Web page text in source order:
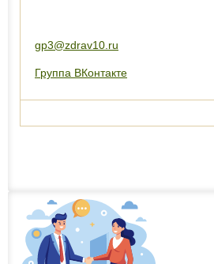
gp3@zdrav10.ru
Группа ВКонтакте